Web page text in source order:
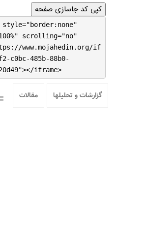
کپی کد جاسازی صفحه
style="border:none"
scrolling="no"
www.mojahedin.org/if
c0bc-485b-88b0-
iframe>
گزارشات و تحلیلها مقالات